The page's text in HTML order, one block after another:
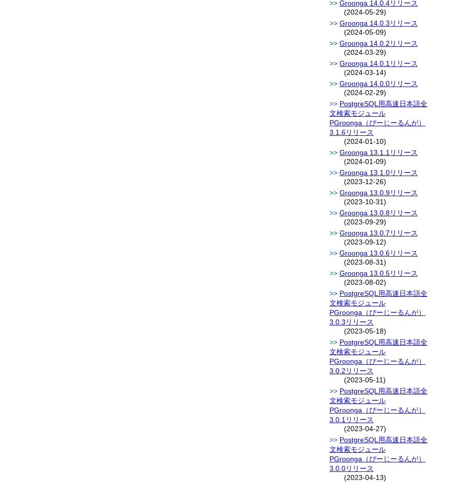
Groonga 14.0.4リリース
(2024-05-29)
Groonga 14.0.3リリース
(2024-05-09)
Groonga 14.0.2リリース
(2024-03-29)
Groonga 14.0.1リリース
(2024-03-14)
Groonga 14.0.0リリース
(2024-02-29)
PostgreSQL用高速日本語全
文検索モジュール
PGroonga（ぴーじーるんが）
3.1.6リリース
(2024-01-10)
Groonga 13.1.1リリース
(2024-01-09)
Groonga 13.1.0リリース
(2023-12-26)
Groonga 13.0.9リリース
(2023-10-31)
Groonga 13.0.8リリース
(2023-09-29)
Groonga 13.0.7リリース
(2023-09-12)
Groonga 13.0.6リリース
(2023-08-31)
Groonga 13.0.5リリース
(2023-08-02)
PostgreSQL用高速日本語全
文検索モジュール
PGroonga（ぴーじーるんが）
3.0.3リリース
(2023-05-18)
PostgreSQL用高速日本語全
文検索モジュール
PGroonga（ぴーじーるんが）
3.0.2リリース
(2023-05-11)
PostgreSQL用高速日本語全
文検索モジュール
PGroonga（ぴーじーるんが）
3.0.1リリース
(2023-04-27)
PostgreSQL用高速日本語全
文検索モジュール
PGroonga（ぴーじーるんが）
3.0.0リリース
(2023-04-13)